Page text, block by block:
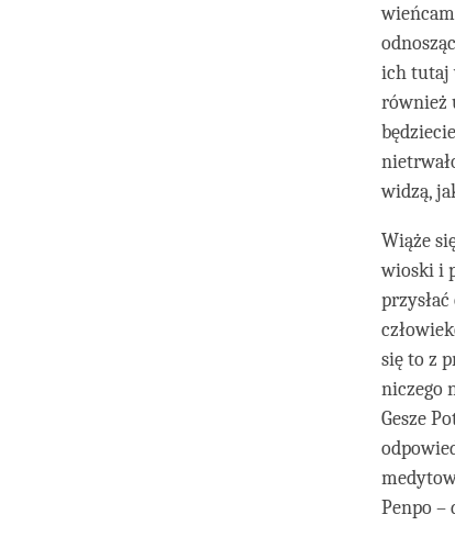
ich tutaj
również
widzą,
Wiąże
wioski i
się to z
niczego
Gesze
Penpo –